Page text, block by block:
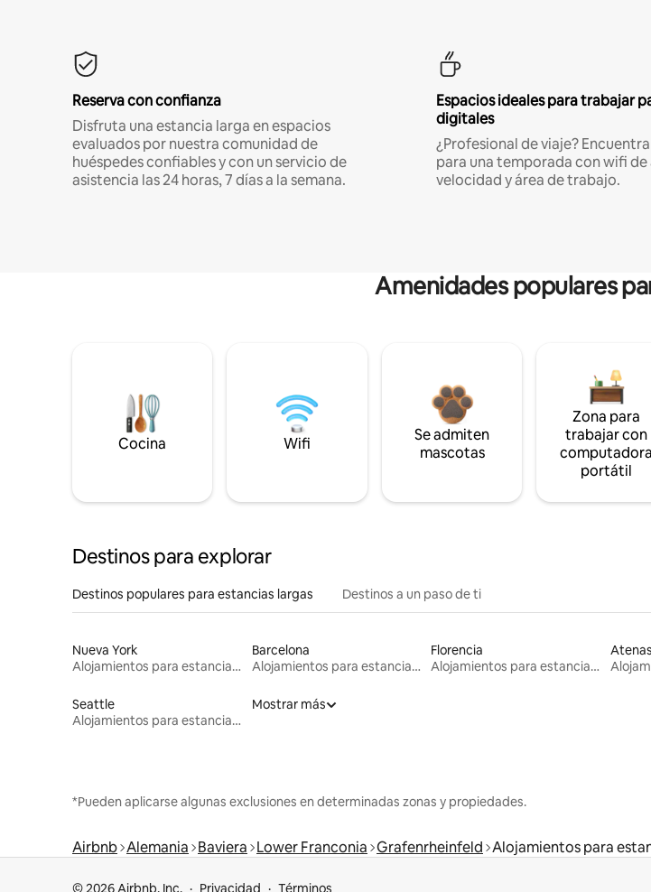
Reserva con confianza
Disfruta una estancia larga en espacios
evaluados por nuestra comunidad de
huéspedes confiables y con un servicio de
asistencia las 24 horas, 7 días a la semana.
Espacios ideales para trabajar
digitales
¿Profesional de viaje?
para una temporada con wifi de
velocidad y área de trabajo.
Amenidades populares
Cocina Wifi
Se admiten
mascotas
Zona para
trabajar con
computadora
portátil
Destinos para explorar
Destinos populares para estancias largas Destinos a un paso de ti
Nueva York
Alojamientos para estancias largas
Barcelona
Alojamientos para estancias largas
Florencia
Alojamientos para estancias largas
Atenas
Seattle
Alojamientos para estancias largas
Mostrar más
*Pueden aplicarse algunas exclusiones en determinadas zonas y propiedades.
Airbnb Alemania Baviera Lower Franconia Grafenrheinfeld Alojamientos para
© 2026 Airbnb, Inc. Privacidad Términos